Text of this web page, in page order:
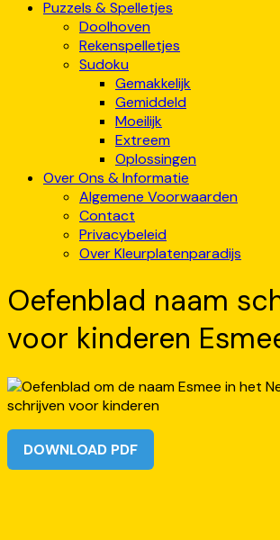
Puzzels & Spelletjes
Doolhoven
Rekenspelletjes
Sudoku
Gemakkelijk
Gemiddeld
Moeilijk
Extreem
Oplossingen
Over Ons & Informatie
Algemene Voorwaarden
Contact
Privacybeleid
Over Kleurplatenparadijs
Oefenblad naam
voor kinderen
DOWNLOAD PDF